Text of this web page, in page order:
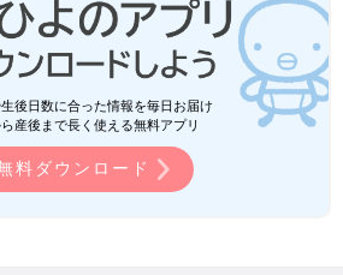
後日数に合った情報を毎日お届け
産後まで長く使える無料アプリ
料ダウンロード